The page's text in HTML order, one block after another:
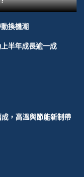
換機潮
半年成長逾一成
，高溫與節能新制帶